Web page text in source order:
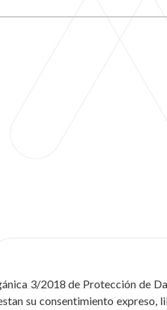
3/2018 de Protección de
su consentimiento expreso,